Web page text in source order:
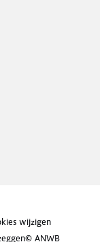
wijzigen
© ANWB